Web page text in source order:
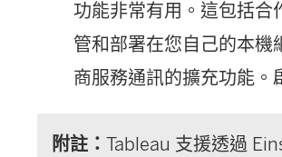
功能非常有用。這包括合
管和部署在您自己的本機
商服務通訊的擴充功能。
附註：Tableau 支援透過